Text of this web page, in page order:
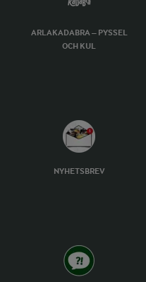
ARLAKADABRA – PYSSEL
OCH KUL
NYHETSBREV